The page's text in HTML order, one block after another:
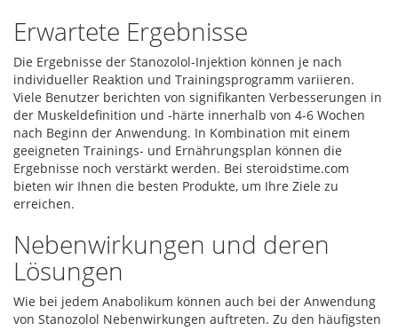
Erwartete Ergebnisse
Die Ergebnisse der Stanozolol-Injektion können je nach
individueller Reaktion und Trainingsprogramm variieren.
Viele Benutzer berichten von signifikanten Verbesserungen in
der Muskeldefinition und -härte innerhalb von 4-6 Wochen
nach Beginn der Anwendung. In Kombination mit einem
geeigneten Trainings- und Ernährungsplan können die
Ergebnisse noch verstärkt werden. Bei steroidstime.com
bieten wir Ihnen die besten Produkte, um Ihre Ziele zu
erreichen.
Nebenwirkungen und deren
Lösungen
Wie bei jedem Anabolikum können auch bei der Anwendung
von Stanozolol Nebenwirkungen auftreten. Zu den häufigsten